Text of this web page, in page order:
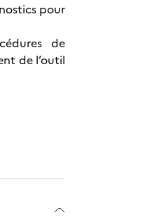
pour
de
de l’outil